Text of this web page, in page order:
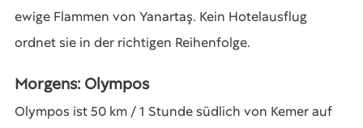
ewige Flammen von Yanartaş. Kein Hotelausflug
ordnet sie in der richtigen Reihenfolge.
Morgens: Olympos
Olympos ist 50 km / 1 Stunde südlich von Kemer auf